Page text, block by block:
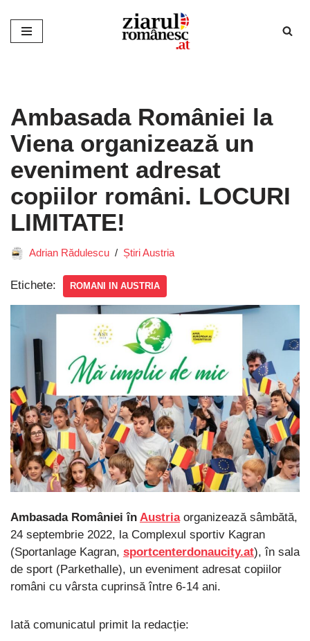
Sari
Ambasada României la
Viena organizează un
eveniment adresat
copiilor români. LOCURI
LIMITATE!
Adrian Rădulescu Știri Austria
Etichete: ROMANI IN AUSTRIA
Ambasada României în Austriaorganizează sâmbătă,
24 septembrie 2022, la Complexul sportiv Kagran
(Sportanlage Kagran, sportcenterdonaucity.at), în sala
de sport (Parkethalle), un eveniment adresat copiilor
români cu vârsta cuprinsă între 6-14 ani.
Iată comunicatul primit la redacție: